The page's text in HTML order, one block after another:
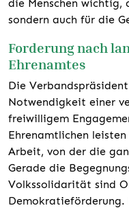
die Menschen wichtig,
sondern auch für die
Forderung nach
Ehrenamtes
Die
Notwendigkeit einer
freiwilligem
Ehrenamtlichen
Arbeit, von der die
Gerade die
Volkssolidarität sind
Demokratieförderung.